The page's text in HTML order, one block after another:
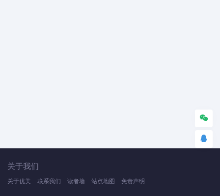
关于我们
关于优美 联系我们 读者墙 站点地图 免责声明